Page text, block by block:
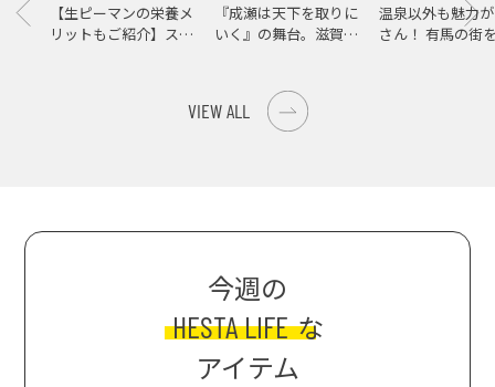
【生ピーマンの栄養メ
リットもご紹介】スパ
『成瀬は天下を取りに
いく』の舞台。滋賀県
温泉以外も魅力
さん！ 有馬の街
VIEW ALL
今週の
HESTA LIFE な
アイテム